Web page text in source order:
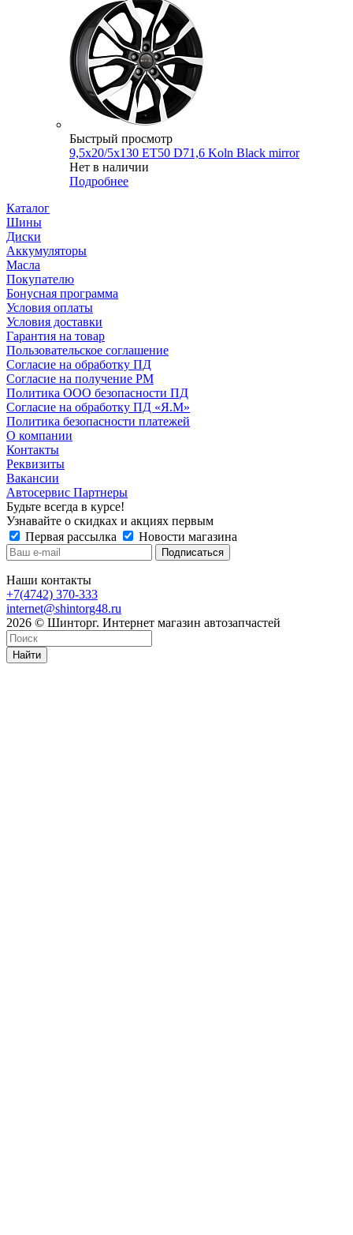
Быстрый просмотр
9,5x20/5x130 ET50 D71,6 Koln Black mirror
Нет в наличии
Подробнее
Каталог
Шины
Диски
Аккумуляторы
Масла
Покупателю
Бонусная программа
Условия оплаты
Условия доставки
Гарантия на товар
Пользовательское соглашение
Согласие на обработку ПД
Согласие на получение РМ
Политика ООО безопасности ПД
Согласие на обработку ПД «Я.М»
Политика безопасности платежей
О компании
Контакты
Реквизиты
Вакансии
Автосервис Партнеры
Будьте всегда в курсе!
Узнавайте о скидках и акциях первым
Первая рассылка
Новости магазина
Наши контакты
+7(4742) 370-333
internet@shintorg48.ru
2026 © Шинторг. Интернет магазин автозапчастей
Найти